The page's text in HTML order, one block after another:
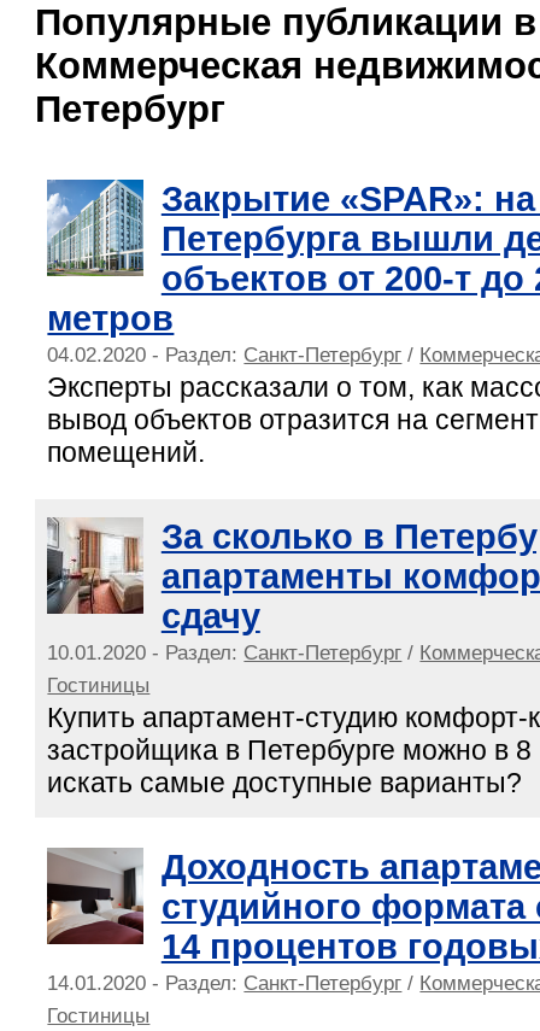
Популярные публикации
Коммерческая
Петербург
Закрытие «SPAR»:
Петербурга вышли
объектов от 200-т до
метров
04.02.2020 - Раздел: Санкт-Петербург /
Эксперты рассказали о том, как
вывод объектов отразится на
помещений.
За сколько в
апартаменты
сдачу
10.01.2020 - Раздел: Санкт-Петербург /
Гостиницы
Купить апартамент-студию комфорт-
застройщика в Петербурге можно в 8
искать самые доступные варианты?
Доходность
студийного формата
14 процентов
14.01.2020 - Раздел: Санкт-Петербург /
Гостиницы